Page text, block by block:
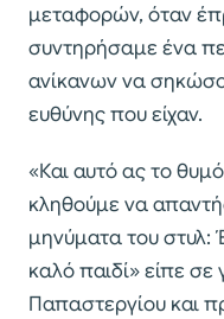
μεταφορών, όταν
συντηρήσαμε ένα
ανίκανων να
ευθύνης που είχαν.
«Και αυτό ας το
κληθούμε να
μηνύματα του στυλ:
καλό παιδί» είπε
Παπαστεργίου και